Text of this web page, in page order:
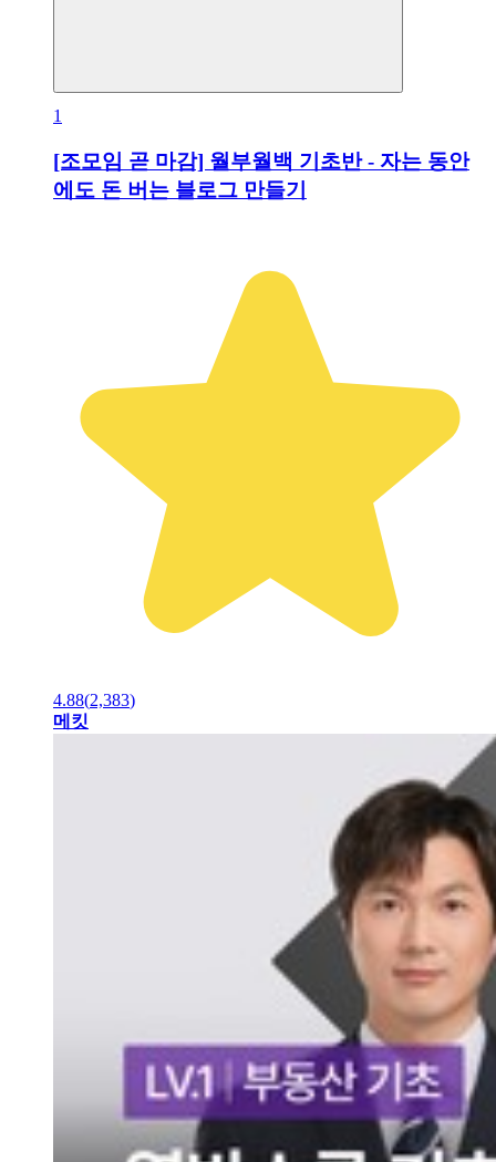
1
[조모임 곧 마감] 월부월백 기초반 - 자는 동안
에도 돈 버는 블로그 만들기
4.88(2,383)
메킷